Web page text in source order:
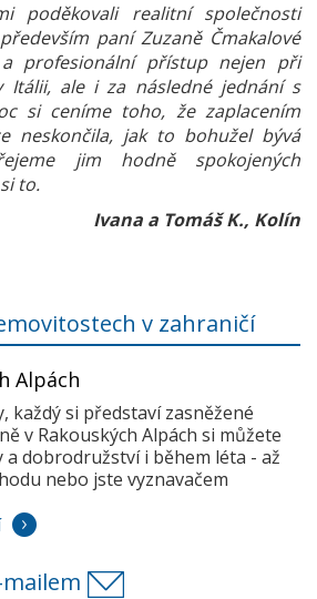
poděkovali realitní společnosti
především paní Zuzaně Čmakalové
profesionální přístup nejen při
Itálii, ale i za následné jednání s
si ceníme toho, že zaplacením
neskončila, jak to bohužel bývá
jim hodně spokojených
to.
Ivana a Tomáš K., Kolín
v zahraničí
Alpách
každý si představí zasněžené
v Rakouských Alpách si můžete
dobrodružství i během léta - až
nebo jste vyznavačem